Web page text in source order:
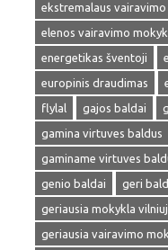
ekstremalaus
elenos vairavimo
energetikas šventoji
europinis draudimas
flylal
gajos baldai
gamina virtuves baldus
gaminame virtuves
genio baldai
geri
geriausia mokykla
geriausia vairavimo